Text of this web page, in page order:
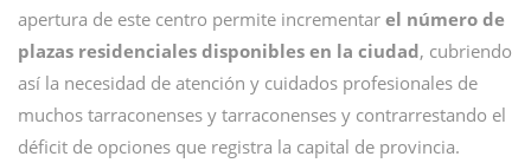
apertura de este centro permite incrementar el número de
plazas residenciales disponibles en la ciudad, cubriendo
así la necesidad de atención y cuidados profesionales de
muchos tarraconenses y tarraconenses y contrarrestando el
déficit de opciones que registra la capital de provincia.